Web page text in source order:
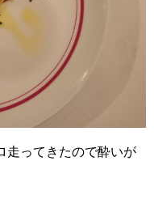
走ってきたので酔いが